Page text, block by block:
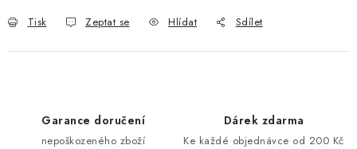
Tisk Zeptat se Hlídat Sdílet
Garance doručení
nepoškozeného zboží
Dárek zdarma
Ke každé objednávce od 200 Kč